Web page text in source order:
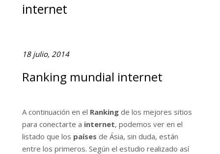
internet
18 julio, 2014
Ranking mundial internet
A continuación en el Rankingde los mejores sitios
para conectarte a internet, podemos ver en el
listado que los países de Ásia, sin duda, están
entre los primeros. Según el estudio realizado así